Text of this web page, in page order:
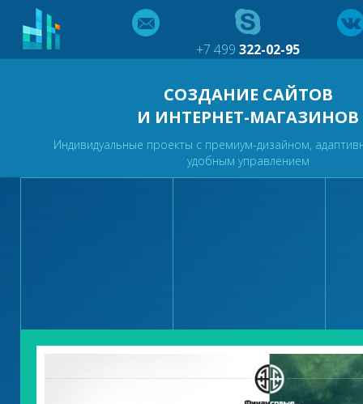
+7 499322-02-95
СОЗДАНИЕ САЙТОВ
И ИНТЕРНЕТ-МАГАЗИНОВ
Индивидуальные проекты с премиум-дизайном,
удобным управлением